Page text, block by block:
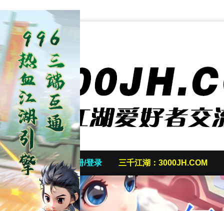
首页 发帖/注册/登录 三千江湖：3000JH.COM